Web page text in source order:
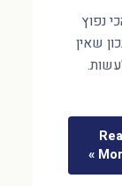
נפוץ
שאין